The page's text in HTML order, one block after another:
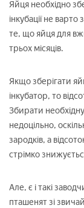
Яйця необхідно
інкубації не
те, що яйця для
трьох місяців.
Якщо зберігати
інкубатор, то
Збирати
недоцільно,
зародків, а
стрімко
Але, є і такі
пташенят зі